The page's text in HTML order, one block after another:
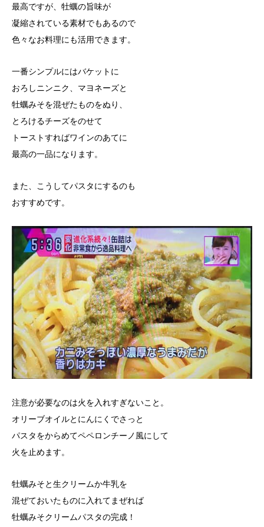
最高ですが、牡蠣の旨味が
凝縮されている素材でもあるので
色々なお料理にも活用できます。
一番シンプルにはバケットに
おろしニンニク、マヨネーズと
牡蠣みそを混ぜたものをぬり、
とろけるチーズをのせて
トーストすればワインのあてに
最高の一品になります。
また、こうしてパスタにするのも
おすすめです。
注意が必要なのは火を入れすぎないこと。
オリーブオイルとにんにくでさっと
パスタをからめてペペロンチーノ風にして
火を止めます。
牡蠣みそと生クリームか牛乳を
混ぜておいたものに入れてまぜれば
牡蠣みそクリームパスタの完成！